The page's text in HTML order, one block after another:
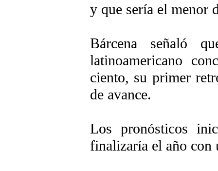
y que sería el menor
Bárcena señaló
latinoamericano
ciento, su primer
de avance.
Los pronósticos
finalizaría el año con